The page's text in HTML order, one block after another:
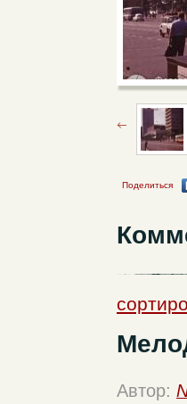
Поделиться
Автор: